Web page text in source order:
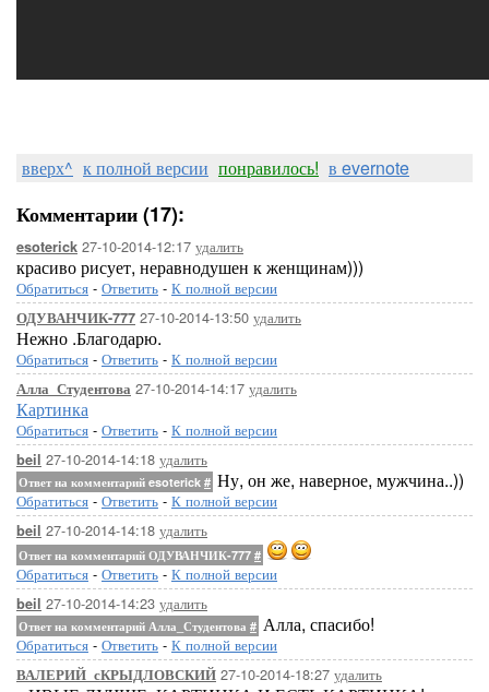
вверх^ к полной версии понравилось! в evernote
Комментарии (17):
esoterick 27-10-2014-12:17 удалить
красиво рисует, неравнодушен к женщинам)))
Обратиться - Ответить - К полной версии
ОДУВАНЧИК-777 27-10-2014-13:50 удалить
Нежно .Благодарю.
Обратиться - Ответить - К полной версии
Алла_Студентова 27-10-2014-14:17 удалить
Картинка
Обратиться - Ответить - К полной версии
beil 27-10-2014-14:18 удалить
Ответ на комментарий esoterick # Ну, он же, наверное, мужчина..))
Обратиться - Ответить - К полной версии
beil 27-10-2014-14:18 удалить
Ответ на комментарий ОДУВАНЧИК-777 #
Обратиться - Ответить - К полной версии
beil 27-10-2014-14:23 удалить
Ответ на комментарий Алла_Студентова # Алла, спасибо!
Обратиться - Ответить - К полной версии
ВАЛЕРИЙ_сКРЫДЛОВСКИЙ 27-10-2014-18:27 удалить